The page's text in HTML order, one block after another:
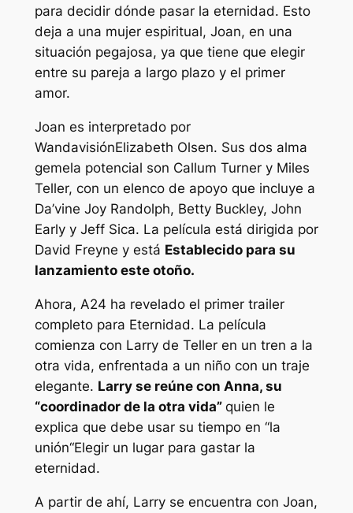
para decidir dónde pasar la eternidad. Esto
deja a una mujer espiritual, Joan, en una
situación pegajosa, ya que tiene que elegir
entre su pareja a largo plazo y el primer
amor.
Joan es interpretado por
WandavisiónElizabeth Olsen. Sus dos alma
gemela potencial son Callum Turner y Miles
Teller, con un elenco de apoyo que incluye a
Da’vine Joy Randolph, Betty Buckley, John
Early y Jeff Sica. La película está dirigida por
David Freyne y está Establecido para su
lanzamiento este otoño.
Ahora, A24 ha revelado el primer trailer
completo para Eternidad. La película
comienza con Larry de Teller en un tren a la
otra vida, enfrentada a un niño con un traje
elegante. Larry se reúne con Anna, su
“coordinador de la otra vida” quien le
explica que debe usar su tiempo en “la
unión“Elegir un lugar para gastar la
eternidad.
A partir de ahí, Larry se encuentra con Joan,